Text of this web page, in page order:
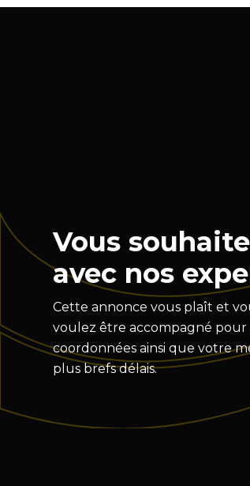
Vous
avec nos
Cette annonce vous plaît et
voulez être accompagné pour
coordonnées ainsi que votre
plus brefs délais.